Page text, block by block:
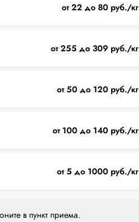
от 22 до 80 руб./кг
от 255 до 309 руб./кг
от 50 до 120 руб./кг
от 100 до 140 руб./кг
от 5 до 1000 руб./кг
в пункт приема.